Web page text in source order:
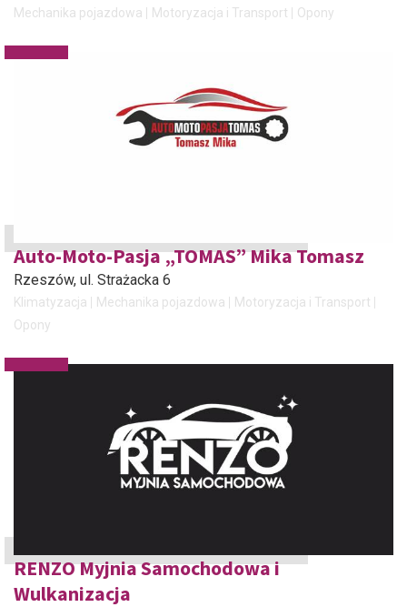
Mechanika pojazdowa Motoryzacja i Transport Opony
Auto-Moto-Pasja „TOMAS” Mika Tomasz
Rzeszów, ul. Strażacka 6
Klimatyzacja Mechanika pojazdowa
Motoryzacja i Transport
Opony
RENZO Myjnia Samochodowa i
Wulkanizacja